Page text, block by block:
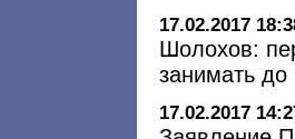
17.02.2017
Шолохов:
занимать до
17.02.2017